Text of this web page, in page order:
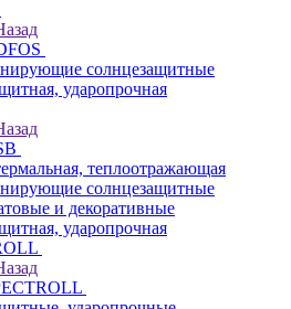
солнцезащитные
ударопрочная
теплоотражающая
солнцезащитные
и декоративные
ударопрочная